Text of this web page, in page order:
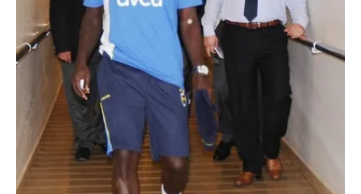
için Ayarlar butonuna tıklayabilir,Çerez Bilgilendirme
Metnimizi
ziyaret edebilirsiniz.
6698 sayılı Kişisel Verilerin Korunması Kanunu uyarınca
hazırlanmış Aydınlatma Metnimizi okumak ve sitemizde
ilgili mevzuata uygun olarak kullanılan çerezlerle ilgili bilgi
almak için lütfen
tıklayınız